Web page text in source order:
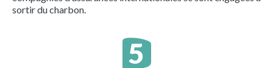
sortir du charbon.